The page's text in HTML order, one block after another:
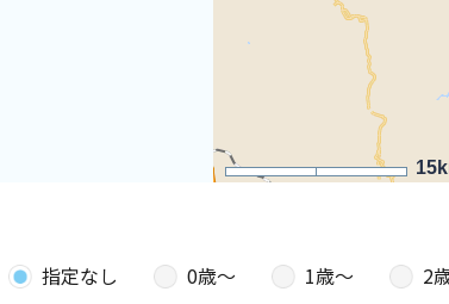
指定なし 0歳〜 1歳〜 2